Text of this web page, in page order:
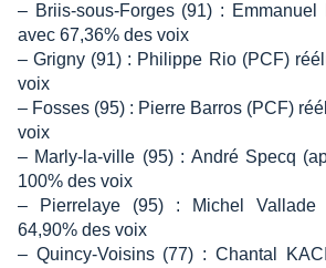
– Briis-sous-Forges (91) : Emmanuel
avec 67,36% des voix
– Grigny (91) : Philippe Rio (PCF)
voix
– Fosses (95) : Pierre Barros (PCF)
voix
– Marly-la-ville (95) : André Specq
100% des voix
– Pierrelaye (95) : Michel Vallade
64,90% des voix
– Quincy-Voisins (77) : Chantal